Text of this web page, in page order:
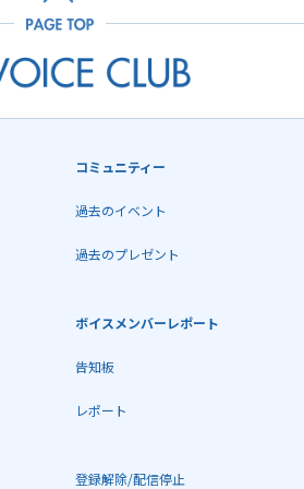
コミュニティー
過去のイベント
過去のプレゼント
ボイスメンバーレポート
告知板
レポート
登録解除/配信停止